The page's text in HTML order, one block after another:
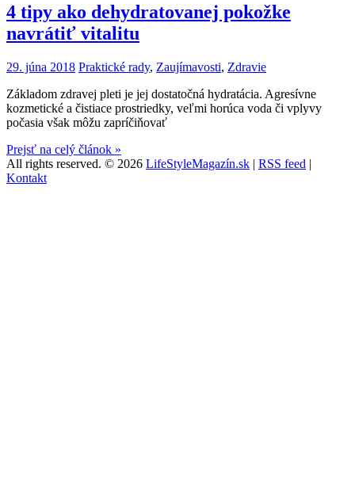
4 tipy ako dehydratovanej pokožke
navrátiť vitalitu
29. júna 2018 Praktické rady, Zaujímavosti, Zdravie
Základom zdravej pleti je jej dostatočná hydratácia. Agresívne
kozmetické a čistiace prostriedky, veľmi horúca voda či vplyvy
počasia však môžu zapríčiňovať
Prejsť na celý článok »
All rights reserved. © 2026 LifeStyleMagazín.sk | RSS feed |
Kontakt